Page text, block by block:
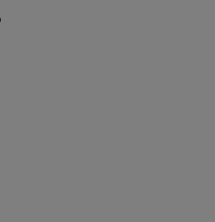
„Sitzungs“-Cookies als
Cookies, die im Folgenden
temporär. Sie werden nur
eines Benutzers im
gespeichert und automatisch
gelöscht, wenn der
wird.